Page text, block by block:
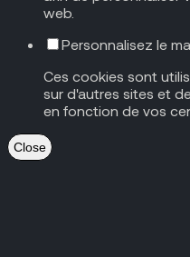
web.
Personnalisez le
Ces cookies sont
sur d'autres sites et
en fonction de vos
Close